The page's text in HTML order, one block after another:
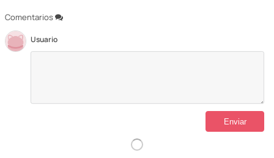
Comentarios
Usuario